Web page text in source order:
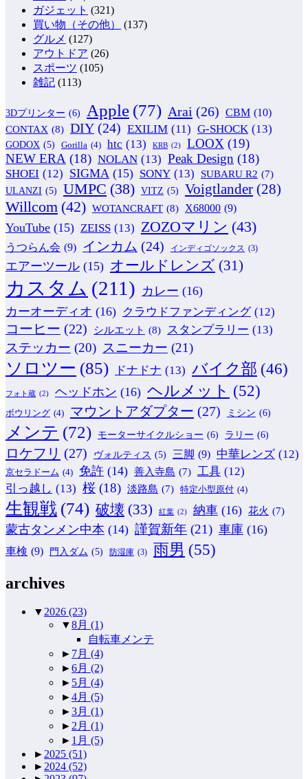
ガジェット (321)
買い物（その他）
(137)
グルメ (127)
アウトドア (26)
スポーツ (105)
雑記 (113)
3Dプリンター (6) Apple (77) Arai (26) CBM (10)
CONTAX (8) DIY (24) EXILIM (11) G-SHOCK (13)
GODOX (5) Gorilla (4) htc (13) KRB (2) LOOX (19)
NEW ERA (18) NOLAN (13) Peak Design (18)
SHOEI (12) SIGMA (15) SONY (13) SUBARU R2 (7)
ULANZI (5) UMPC (38) VITZ (5) Voigtlander (28)
Willcom (42) WOTANCRAFT (8) X68000 (9)
YouTube (15) ZEISS (13) ZOZOマリン (43)
うつらん会 (9) インカム (24) インディゴソックス (3)
エアーツール (15) オールドレンズ (31)
カスタム (211) カレー (16)
カーオーディオ (16) クラウドファンディング (12)
コーヒー (22) シルエット (8) スタンプラリー (13)
ステッカー (20) スニーカー (21)
ソロツー (85) ドナドナ (13) バイク部 (46)
フォト蔵 (2) ヘッドホン (16) ヘルメット (52)
ボウリング (4) マウントアダプター (27) ミシン (6)
メンテ (72) モーターサイクルショー (6) ラリー (6)
ロケフリ (27) ヴォルティス (5) 三脚 (9) 中華レンズ (12)
京セラドーム (4) 免許 (14) 善入寺島 (7) 工具 (12)
引っ越し (13) 桜 (18) 淡路島 (7) 特定小型原付 (4)
生観戦 (74) 破壊 (33) 紅葉 (2) 納車 (16) 花火 (7)
蒙古タンメン中本 (14) 謹賀新年 (21) 車庫 (16)
車検 (9) 門入ダム (5) 防湿庫 (3) 雨男 (55)
archives
▼2026 (23)
▼8月 (1)
自転車メンテ
► 7月 (4)
►6月 (2)
► 5月 (4)
►4月 (5)
►3月 (1)
►2月 (1)
► 1月 (5)
►2025 (51)
►2024 (52)